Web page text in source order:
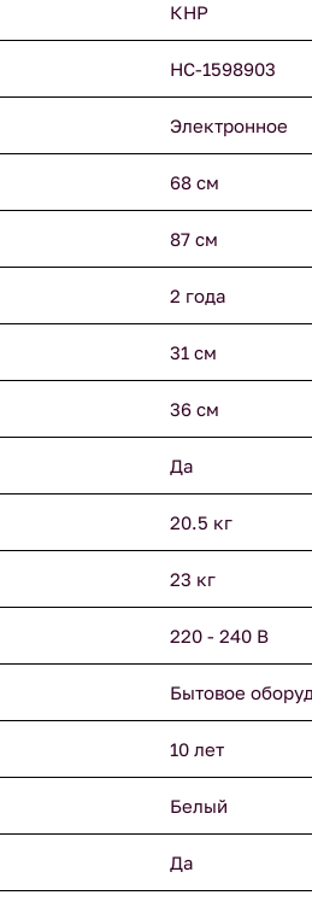
КНР
НС-1598903
Электронное
68 см
87 см
2 года
31 см
36 см
Да
20.5 кг
23 кг
220 - 240 В
Бытовое
10 лет
Белый
Да